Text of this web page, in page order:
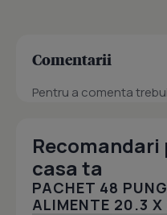
Comentarii
Pentru a comenta
casa ta
PACHET 48
ALIMENTE 20.3